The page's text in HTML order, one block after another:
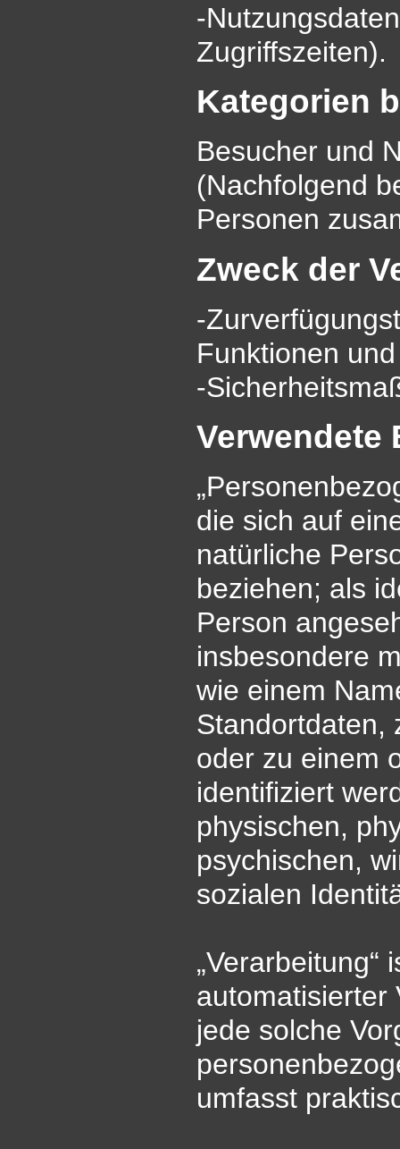
-
Zugriffszeiten).
Kategorien
Besucher und
(Nachfolgend
Personen
Zweck der
-
Funktionen
-
Verwendete
die sich auf
natürliche
beziehen; als
Person
insbesondere
wie einem
Standortdaten,
oder zu einem
identifiziert
physischen,
psychischen,
sozialen
„Verarbeitung“
automatisierter
jede solche
umfasst